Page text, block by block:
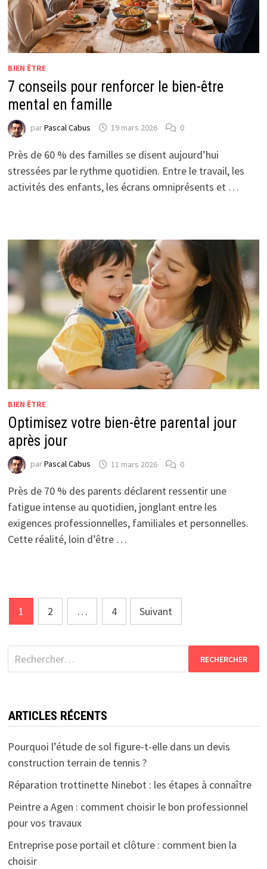
BIEN ÊTRE
7 conseils pour renforcer le bien-être
mental en famille
parPascal Cabus 19 mars 2026 0
Près de 60 % des familles se disent aujourd’hui
stressées par le rythme quotidien. Entre le travail, les
activités des enfants, les écrans omniprésents et …
BIEN ÊTRE
Optimisez votre bien-être parental jour
après jour
parPascal Cabus 11 mars 2026 0
Près de 70 % des parents déclarent ressentir une
fatigue intense au quotidien, jonglant entre les
exigences professionnelles, familiales et personnelles.
Cette réalité, loin d’être …
Pagination
des
publications
1 2 … 4 Suivant
Rechercher :
ARTICLES RÉCENTS
Pourquoi l’étude de sol figure-t-elle dans un devis
construction terrain de tennis ?
Réparation trottinette Ninebot : les étapes à connaître
Peintre a Agen : comment choisir le bon professionnel
pour vos travaux
Entreprise pose portail et clôture : comment bien la
choisir